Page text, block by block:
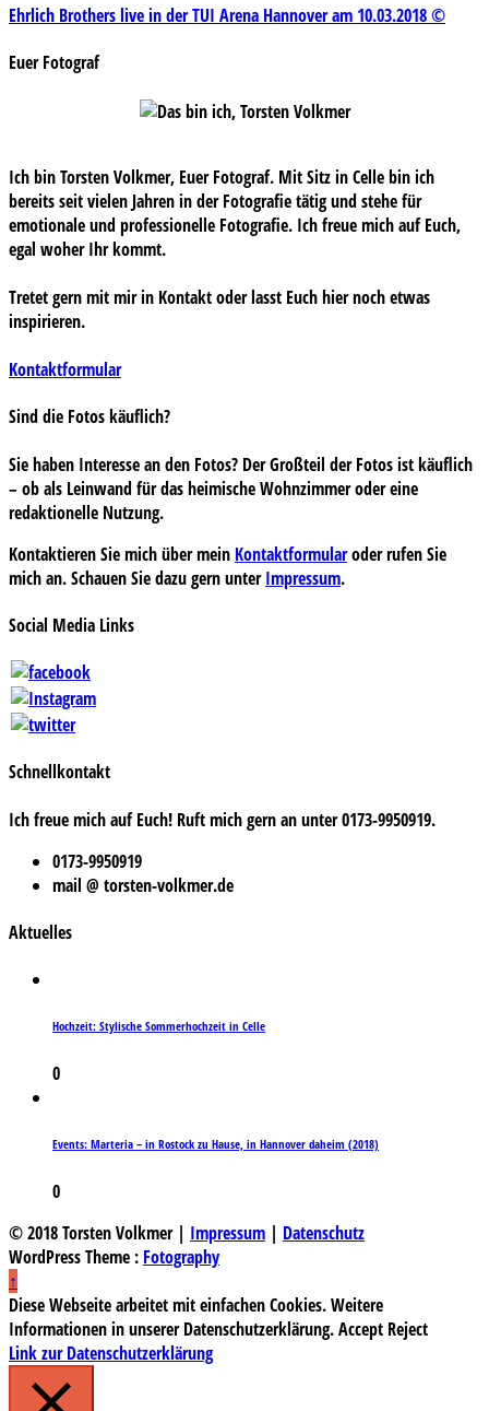
Beitragsnavigation
Ehrlich Brothers live in der TUI Arena Hannover am 10.03.2018 ©
Euer Fotograf
Ich bin Torsten Volkmer, Euer Fotograf. Mit Sitz in Celle bin ich
bereits seit vielen Jahren in der Fotografie tätig und stehe für
emotionale und professionelle Fotografie. Ich freue mich auf Euch,
egal woher Ihr kommt.
Tretet gern mit mir in Kontakt oder lasst Euch hier noch etwas
inspirieren.
Kontaktformular
Sind die Fotos käuflich?
Sie haben Interesse an den Fotos? Der Großteil der Fotos ist käuflich
– ob als Leinwand für das heimische Wohnzimmer oder eine
redaktionelle Nutzung.
Kontaktieren Sie mich über mein Kontaktformularoder rufen Sie
mich an. Schauen Sie dazu gern unterImpressum.
Social Media Links
Schnellkontakt
Ich freue mich auf Euch! Ruft mich gern an unter 0173-9950919.
0173-9950919
mail @ torsten-volkmer.de
Aktuelles
Hochzeit: Stylische Sommerhochzeit in Celle
0
Events: Marteria – in Rostock zu Hause, in Hannover daheim (2018)
0
© 2018 Torsten Volkmer | Impressum | Datenschutz
WordPress Theme : Fotography
↑
Diese Webseite arbeitet mit einfachen Cookies. Weitere
Informationen in unserer Datenschutzerklärung.Accept Reject
Link zur Datenschutzerklärung